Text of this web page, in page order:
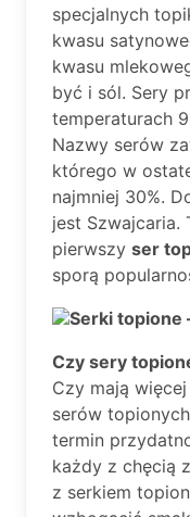
specjalnych
kwasu
kwasu
być i sól. Sery
temperaturach
Nazwy serów
którego w
najmniej 30%.
jest Szwajcaria.
pierwszy ser
sporą
Serki topione
Czy sery
Czy mają
serów
termin
każdy z chęcią
z serkiem